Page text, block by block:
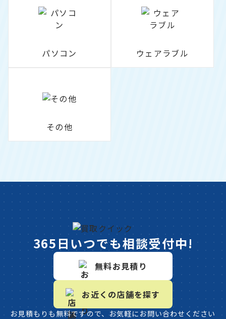
パソコン ウェアラブル
その他
365日いつでも相談受付中!
無料お見積り
お近くの店舗を探す
お見積もりも無料ですので、お気軽にお問い合わせください